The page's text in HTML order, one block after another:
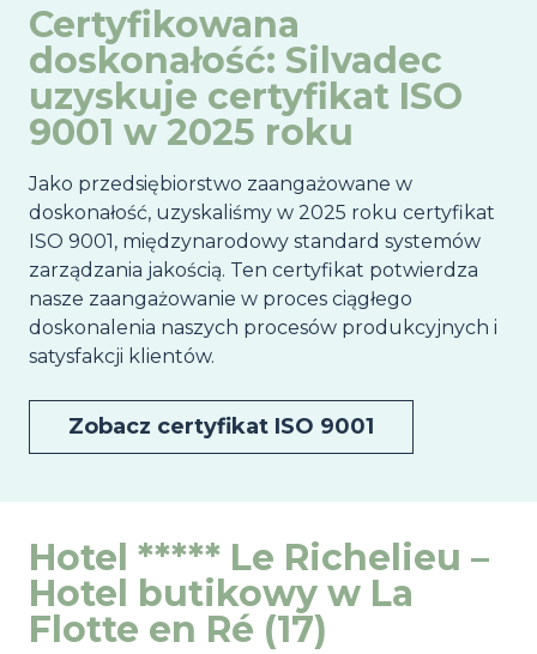
Certyfikowana
doskonałość: Silvadec
uzyskuje certyfikat ISO
9001 w 2025 roku
Jako przedsiębiorstwo zaangażowane w
doskonałość, uzyskaliśmy w 2025 roku certyfikat
ISO 9001, międzynarodowy standard systemów
zarządzania jakością. Ten certyfikat potwierdza
nasze zaangażowanie w proces ciągłego
doskonalenia naszych procesów produkcyjnych i
satysfakcji klientów.
Zobacz certyfikat ISO 9001
Hotel ***** Le Richelieu –
Hotel butikowy w La
Flotte en Ré (17)